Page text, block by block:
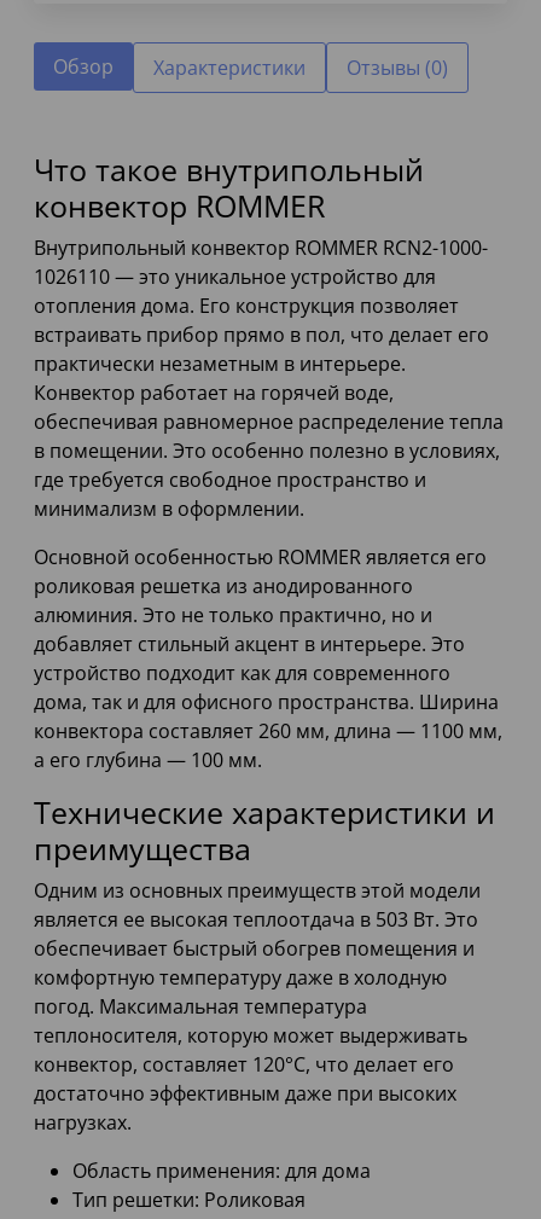
Обзор Характеристики Отзывы (0)
Что такое внутрипольный
конвектор ROMMER
Внутрипольный конвектор ROMMER RCN2-1000-
1026110 — это уникальное устройство для
отопления дома. Его конструкция позволяет
встраивать прибор прямо в пол, что делает его
практически незаметным в интерьере.
Конвектор работает на горячей воде,
обеспечивая равномерное распределение тепла
в помещении. Это особенно полезно в условиях,
где требуется свободное пространство и
минимализм в оформлении.
Основной особенностью ROMMER является его
роликовая решетка из анодированного
алюминия. Это не только практично, но и
добавляет стильный акцент в интерьере. Это
устройство подходит как для современного
дома, так и для офисного пространства. Ширина
конвектора составляет 260 мм, длина — 1100 мм,
а его глубина — 100 мм.
Технические характеристики и
преимущества
Одним из основных преимуществ этой модели
является ее высокая теплоотдача в 503 Вт. Это
обеспечивает быстрый обогрев помещения и
комфортную температуру даже в холодную
погод. Максимальная температура
теплоносителя, которую может выдерживать
конвектор, составляет 120°C, что делает его
достаточно эффективным даже при высоких
нагрузках.
Область применения: для дома
Тип решетки: Роликовая